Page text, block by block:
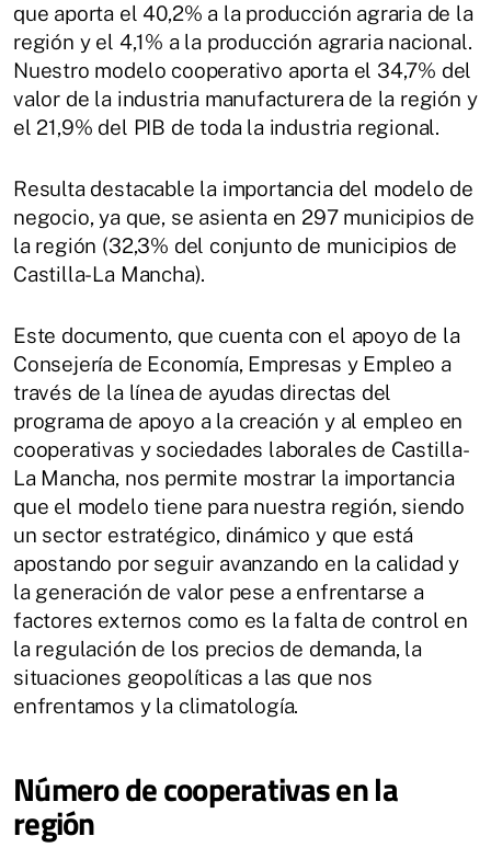
que aporta el 40,2% a la producción agraria de la
región y el 4,1% a la producción agraria nacional.
Nuestro modelo cooperativo aporta el 34,7% del
valor de la industria manufacturera de la región y
el 21,9% del PIB de toda la industria regional.
Resulta destacable la importancia del modelo de
negocio, ya que, se asienta en 297 municipios de
la región (32,3% del conjunto de municipios de
Castilla-La Mancha).
Este documento, que cuenta con el apoyo de la
Consejería de Economía, Empresas y Empleo a
través de la línea de ayudas directas del
programa de apoyo a la creación y al empleo en
cooperativas y sociedades laborales de Castilla-
La Mancha, nos permite mostrar la importancia
que el modelo tiene para nuestra región, siendo
un sector estratégico, dinámico y que está
apostando por seguir avanzando en la calidad y
la generación de valor pese a enfrentarse a
factores externos como es la falta de control en
la regulación de los precios de demanda, la
situaciones geopolíticas a las que nos
enfrentamos y la climatología.
Número de cooperativas en la
región